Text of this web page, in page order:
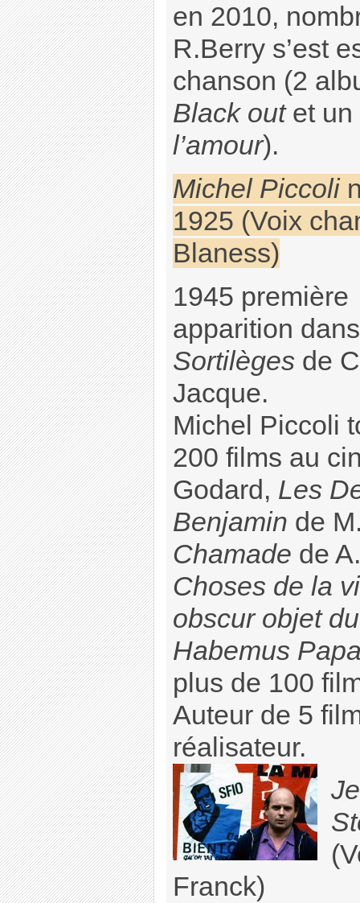
en 2010,
R.Berry s’est
chanson (2
Black outet un
l’amour).
Michel Piccoli
1925 (Voix
Blaness)
1945 première
apparition dans
Sortilèges de
Jacque.
Michel Piccoli
200 films au
Godard, Les
Benjamin de
Chamade de
Choses de la
obscur objet
Habemus
plus de 100
Auteur de 5
réalisateur.
Franck)